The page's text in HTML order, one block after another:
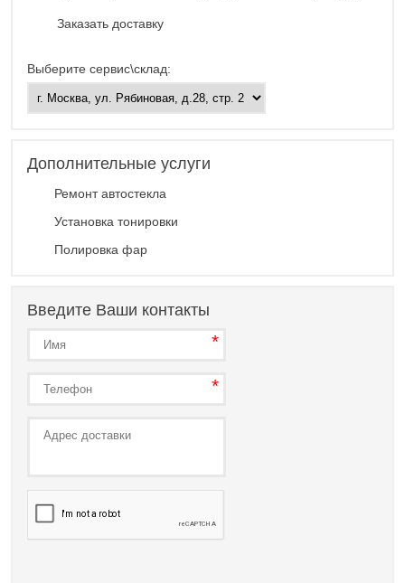
Заказать доставку
Выберите сервис\склад:
Дополнительные услуги
Ремонт автостекла
Установка тонировки
Полировка фар
Введите Ваши контакты